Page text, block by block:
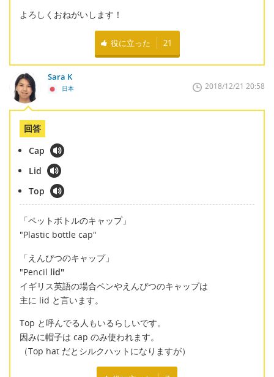
よろしくおねがいします！
役に立った 21
Sara K
日本 2018/12/21 20:58
回答
Cap
Lid
Top
「ペットボトルのキャップ」
"Plastic bottle cap"
「えんぴつのキャップ」
"Pencil lid"
イギリス英語の場合ペンやえんぴつのキャップは
主に lid と言います。
Top と呼んでる人もいるらしいです。
因みに帽子は cap のみ使われます。
（Top hat だとシルクハットになりますが）